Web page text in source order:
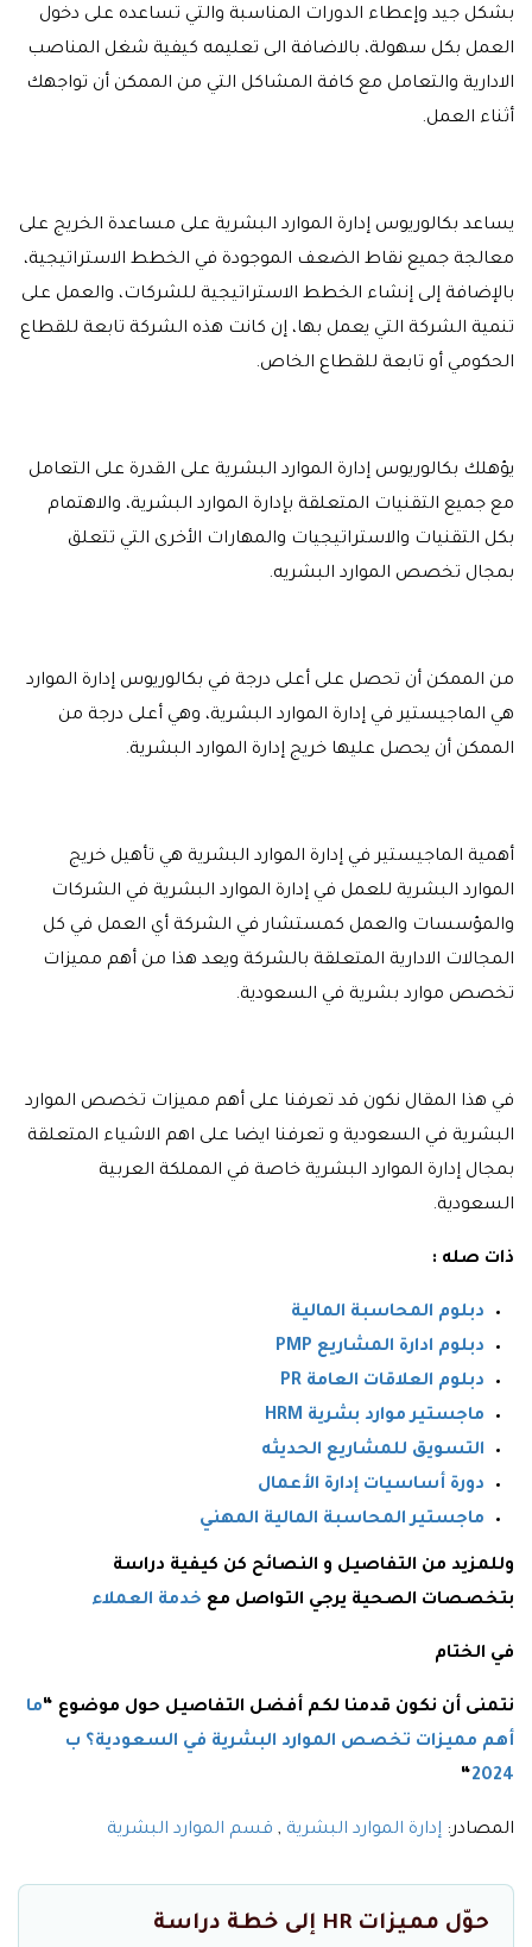
بشكل جيد وإعطاء الدورات المناسبة والتي تساعده على دخول
العمل بكل سهولة، بالاضافة الى تعليمه كيفية شغل المناصب
الادارية والتعامل مع كافة المشاكل التي من الممكن أن تواجهك
أثناء العمل.
يساعد بكالوريوس إدارة الموارد البشرية على مساعدة الخريج على
معالجة جميع نقاط الضعف الموجودة في الخطط الاستراتيجية،
بالإضافة إلى إنشاء الخطط الاستراتيجية للشركات، والعمل على
تنمية الشركة التي يعمل بها، إن كانت هذه الشركة تابعة للقطاع
الحكومي أو تابعة للقطاع الخاص.
يؤهلك بكالوريوس إدارة الموارد البشرية على القدرة على التعامل
مع جميع التقنيات المتعلقة بإدارة الموارد البشرية، والاهتمام
بكل التقنيات والاستراتيجيات والمهارات الأخرى التي تتعلق
بمجال تخصص الموارد البشريه.
من الممكن أن تحصل على أعلى درجة في بكالوريوس إدارة الموارد
هي الماجيستير في إدارة الموارد البشرية، وهي أعلى درجة من
الممكن أن يحصل عليها خريج إدارة الموارد البشرية.
أهمية الماجيستير في إدارة الموارد البشرية هي تأهيل خريج
الموارد البشرية للعمل في إدارة الموارد البشرية في الشركات
والمؤسسات والعمل كمستشار في الشركة أي العمل في كل
المجالات الادارية المتعلقة بالشركة ويعد هذا من أهم مميزات
تخصص موارد بشرية في السعودية.
في هذا المقال نكون قد تعرفنا على أهم مميزات تخصص الموارد
البشرية في السعودية و تعرفنا ايضا على اهم الاشياء المتعلقة
بمجال إدارة الموارد البشرية خاصة في المملكة العربية
السعودية.
ذات صله :
دبلوم المحاسبة المالية
دبلوم ادارة المشاريع PMP
دبلوم العلاقات العامة PR
ماجستير موارد بشرية HRM
التسويق للمشاريع الحديثه
دورة أساسيات إدارة الأعمال
ماجستير المحاسبة المالية المهني
وللمزيد من التفاصيل و النصائح كن كيفية دراسة
بتخصصات الصحية يرجي التواصل مع خدمة العملاء
في الختام
نتمنى أن نكون قدمنا لكم أفضل التفاصيل حول موضوع “ما
أهم مميزات تخصص الموارد البشرية في السعودية؟ ب
2024
“
المصادر: إدارة الموارد البشرية , قسم الموارد البشرية
حوّل مميزات HR إلى خطة دراسة